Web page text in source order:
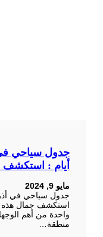
أيام : استكشف
مايو 9, 2024
استكشف جمال هذه
واحدة من أهم
منطقة…